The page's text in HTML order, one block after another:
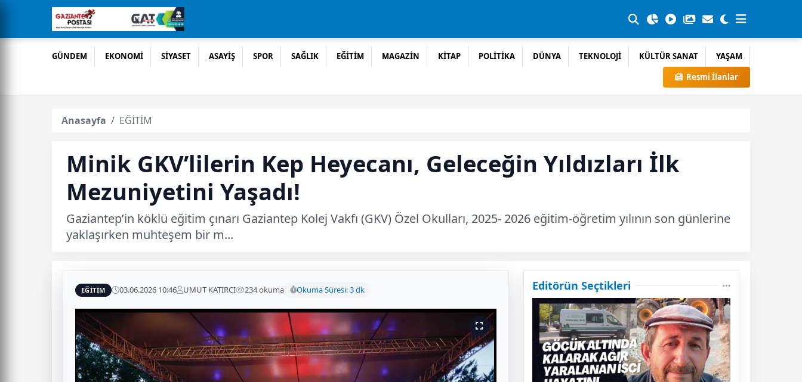
GÜNDEM EKONOMİ SİYASET ASAYİŞ SPOR SAĞLIK EĞİTİM MAGAZİN KİTAP POLİTİKA DÜNYA TEKNOLOJİ KÜLTÜR SANAT
YAŞAM
Resmi İlanlar
Anasayfa EĞİTİM
Minik GKV’lilerin Kep Heyecanı, Geleceğin Yıldızları İlk
Mezuniyetini Yaşadı!
Gaziantep’in köklü eğitim çınarı Gaziantep Kolej Vakfı (GKV) Özel Okulları, 2025- 2026 eğitim-öğretim yılının son günlerine
yaklaşırken muhteşem bir m...
EĞİTİM 03.06.2026 10:46 UMUT KATIRCI 234 okuma Okuma Süresi: 3 dk Editörün Seçtikleri